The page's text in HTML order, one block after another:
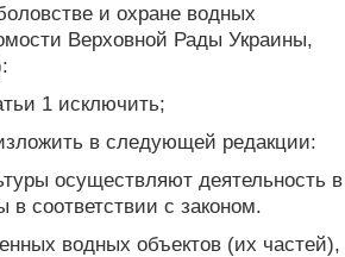
и охране водных
Верховной Рады Украины,
1 исключить;
в следующей редакции:
осуществляют деятельность в
в соответствии с законом.
водных объектов (их частей),